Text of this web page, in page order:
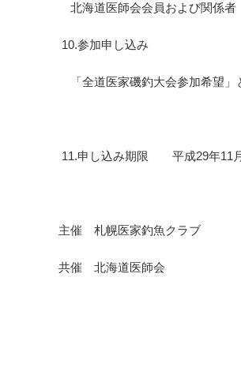
北海道医師会会員および関係者
10.参加申し込み
「全道医家磯釣大会参加希望」
11.申し込み期限 平成29年11月
主催 札幌医家釣魚クラブ
共催 北海道医師会